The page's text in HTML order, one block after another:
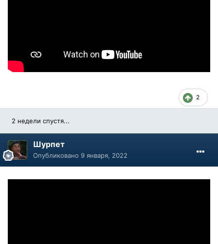
2
2 недели спустя...
Шурпет
Опубликовано 9 января, 2022